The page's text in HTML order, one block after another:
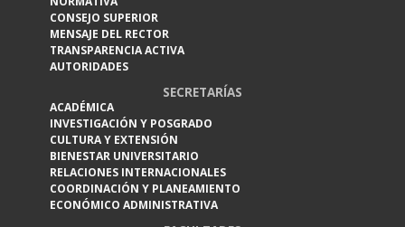
CONSEJO SUPERIOR
MENSAJE DEL RECTOR
TRANSPARENCIA ACTIVA
AUTORIDADES
SECRETARÍAS
ACADÉMICA
INVESTIGACIÓN Y POSGRADO
CULTURA Y EXTENSIÓN
BIENESTAR UNIVERSITARIO
RELACIONES INTERNACIONALES
COORDINACIÓN Y PLANEAMIENTO
ECONÓMICO ADMINISTRATIVA